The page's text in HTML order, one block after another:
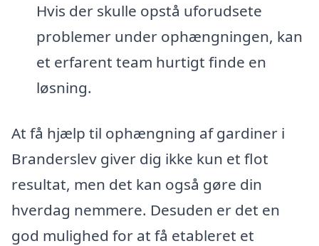
Hvis der skulle opstå uforudsete
problemer under ophængningen, kan
et erfarent team hurtigt finde en
løsning.
At få hjælp til ophængning af gardiner i
Branderslev giver dig ikke kun et flot
resultat, men det kan også gøre din
hverdag nemmere. Desuden er det en
god mulighed for at få etableret et